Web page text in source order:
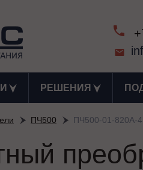
РЕШЕНИЯ
ПЧ500 ПЧ500-01-820А-4